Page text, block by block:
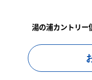
湯の浦カントリー